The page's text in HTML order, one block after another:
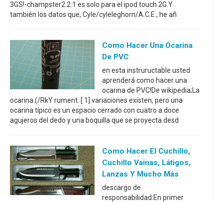
3GS!-champster2.2.1 es solo para el ipod touch 2G.Y
también los datos que, Cyle/cyleleghorn/A.C.E., he añ
Como Hacer Una Ocarina
De PVC
en esta instruructable usted
aprenderá como hacer una
ocarina de PVC!De wikipedia;La
ocarina (/RkY rument. [ 1] variaciones existen, pero una
ocarina típico es un espacio cerrado con cuatro a doce
agujeros del dedo y una boquilla que se proyecta desd
Como Hacer El Cuchillo,
Cuchillo Vainas, Látigos,
Lanzas Y Mucho Más
descargo de
responsabilidad:En primer